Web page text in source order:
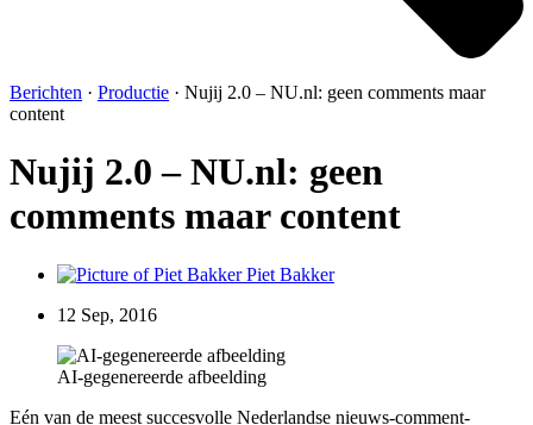
Berichten · Productie · Nujij 2.0 – NU.nl: geen comments maar
content
Nujij 2.0 – NU.nl: geen
comments maar content
Piet Bakker
12 Sep, 2016
AI-gegenereerde afbeelding
Eén van de meest succesvolle Nederlandse nieuws-comment-